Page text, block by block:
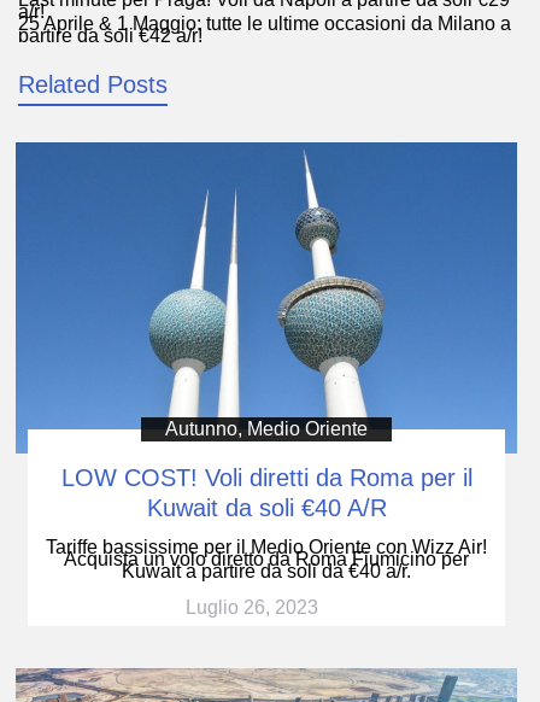
Navigazione
articoli
a/r!
25 Aprile & 1 Maggio: tutte le ultime occasioni da Milano a
partire da soli €42 a/r!
Related Posts
Autunno,Medio Oriente
LOW COST! Voli diretti da Roma per il
Kuwait da soli €40 A/R
Tariffe bassissime per il Medio Oriente con Wizz Air!
Acquista un volo diretto da Roma Fiumicino per
Kuwait a partire da soli da €40 a/r.
Luglio 26, 2023